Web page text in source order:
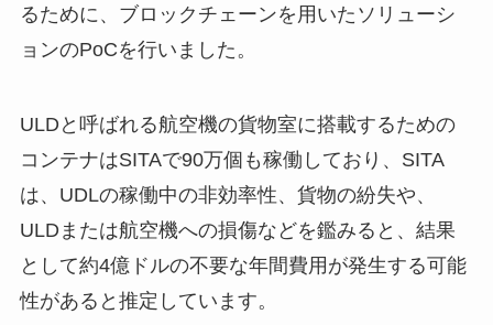
るために、ブロックチェーンを用いたソリューシ
ョンのPoCを行いました。
ULDと呼ばれる航空機の貨物室に搭載するための
コンテナはSITAで90万個も稼働しており、SITA
は、UDLの稼働中の非効率性、貨物の紛失や、
ULDまたは航空機への損傷などを鑑みると、結果
として約4億ドルの不要な年間費用が発生する可能
性があると推定しています。